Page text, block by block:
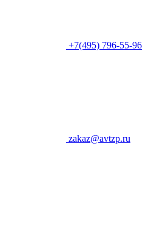
+7(495) 796-55-96
zakaz@avtzp.ru